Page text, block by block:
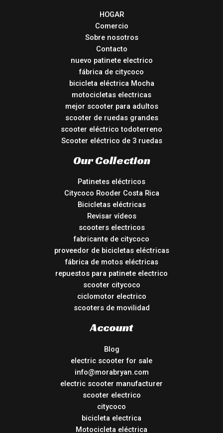
HOGAR
Comercio
Sobre nosotros
Contacto
nuevo patinete electrico
fábrica de citycoco
bicicleta eléctrica Mocha
motocicletas electricas
mejor scooter para adultos
scooter de ruedas grandes
scooter eléctrico todoterreno
Scooter eléctrico de 3 ruedas
Our Collection
Patinetes eléctricos
Citycoco Rooder Costa Rica
Bicicletas eléctricas
Revisar vídeos
scooters electricos
fabricante de citycoco
proveedor de bicicletas eléctricas
fábrica de motos eléctricas
repuestos para patinete electrico
scooter citycoco
ciclomotor electrico
scooters de movilidad
Account
Blog
electric scooter for sale
info@morabryan.com
electric scooter manufacturer
scooter electrico
citycoco
bicicleta electrica
Motocicleta eléctrica